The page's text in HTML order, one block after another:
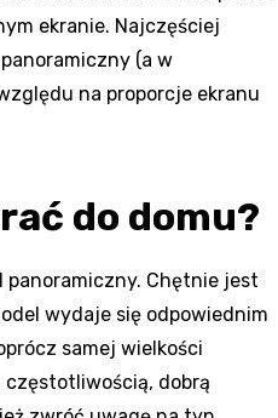
ekranie. Najczęściej
(a w
na proporcje ekranu
do domu?
Chętnie jest
wydaje się odpowiednim
samej wielkości
częstotliwością, dobrą